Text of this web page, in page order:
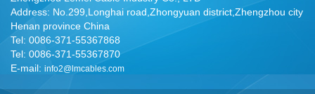
Address: No.299,Longhai road,Zhongyuan district,Zhengzhou city
Henan province China
Tel: 0086-371-55367868
Tel: 0086-371-55367870
E-mail: info2@lmcables.com